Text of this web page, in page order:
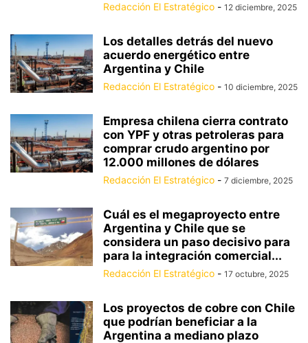
Redacción El Estratégico - 12 diciembre, 2025
Los detalles detrás del nuevo
acuerdo energético entre
Argentina y Chile
Redacción El Estratégico - 10 diciembre, 2025
Empresa chilena cierra contrato
con YPF y otras petroleras para
comprar crudo argentino por
12.000 millones de dólares
Redacción El Estratégico - 7 diciembre, 2025
Cuál es el megaproyecto entre
Argentina y Chile que se
considera un paso decisivo para
para la integración comercial...
Redacción El Estratégico - 17 octubre, 2025
Los proyectos de cobre con Chile
que podrían beneficiar a la
Argentina a mediano plazo